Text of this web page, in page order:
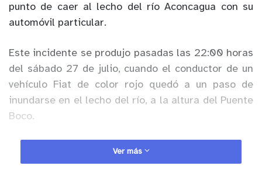
punto de caer al lecho del río Aconcagua con su
automóvil particular.
Este incidente se produjo pasadas las 22:00 horas
del sábado 27 de julio, cuando el conductor de un
vehículo Fiat de color rojo quedó a un paso de
inundarse en el lecho del río, a la altura del Puente
Boco.
Anuncio Patrocinado
Hasta ese lugar trabajaron una funcionaria de
Ver más